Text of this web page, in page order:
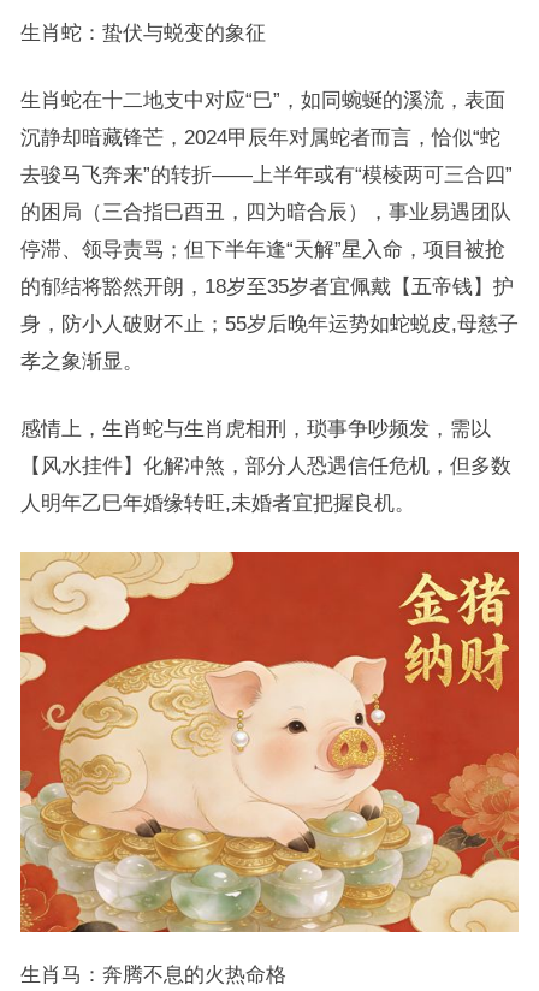
生肖蛇：蛰伏与蜕变的象征
生肖蛇在十二地支中对应“巳”，如同蜿蜒的溪流，表面
沉静却暗藏锋芒，2024甲辰年对属蛇者而言，恰似“蛇
去骏马飞奔来”的转折——上半年或有“模棱两可三合四”
的困局（三合指巳酉丑，四为暗合辰），事业易遇团队
停滞、领导责骂；但下半年逢“天解”星入命，项目被抢
的郁结将豁然开朗，18岁至35岁者宜佩戴【五帝钱】护
身，防小人破财不止；55岁后晚年运势如蛇蜕皮,母慈子
孝之象渐显。
感情上，生肖蛇与生肖虎相刑，琐事争吵频发，需以
【风水挂件】化解冲煞，部分人恐遇信任危机，但多数
人明年乙巳年婚缘转旺,未婚者宜把握良机。
生肖马：奔腾不息的火热命格